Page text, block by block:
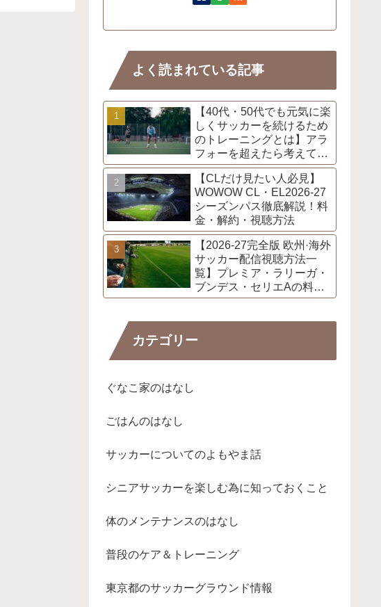
よく読まれている記事
【40代・50代でも元気に楽
しくサッカーを続けるため
のトレーニングとは】アラ
フォーを超えたら考えてお
きたい事
【CLだけ見たい人必見】
WOWOW CL・EL2026-27
シーズンパス徹底解説！料
金・解約・視聴方法
【2026-27完全版 欧州·海外
サッカー配信視聴方法一
覧】プレミア・ラリーガ・
ブンデス・セリエAの料
金・開幕日程・放映権まと
カテゴリー
ぐなこ家のはなし
ごはんのはなし
サッカーについてのよもやま話
シニアサッカーを楽しむ為に知っておくこと
体のメンテナンスのはなし
普段のケア＆トレーニング
東京都のサッカーグラウンド情報